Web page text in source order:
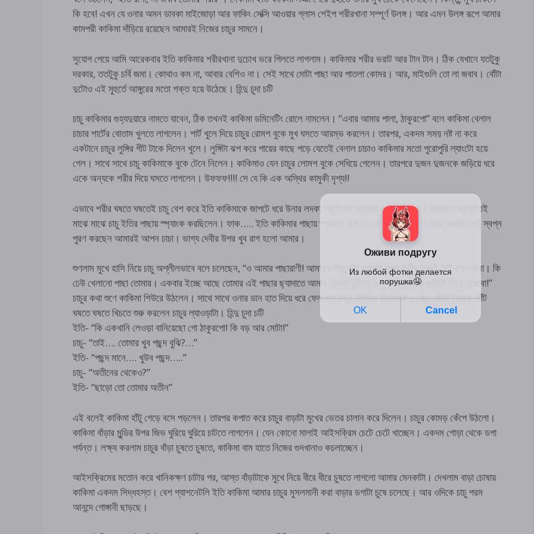
কি হবে! এখন যে ওনার অমন ডাবকা মাইজোড়া আর ফাকিং সেক্সি আওয়ার গ্লাস শেইপ শরীরখানা সম্পূর্ণ উলঙ্গ। আর এমন উলঙ্গ রূপে আমার
কামপরী কাকিমা দাঁড়িয়ে রয়েছেন আমারই নিজের চাচুর সামনে।
সুযোগ পেয়ে আমি আরেকবার ইতি কাকিমার শরীরখানা দুচোখ ভরে গিলতে লাগলাম। কাকিমার শরীর ভরাট আর টান টান। ঠিক যেখানে যতটুকু
দরকার, ততটুকু চর্বি জমা। কোথাও কম না, আবার বেশিও না। সেই সাথে মোটা পাছা আর পাতলা কোমর। আর, মাইগুলি তো লা জবাব। বোঁটা
দুটোও এই মুহুর্তে আঙ্গুরের মতো শক্ত হয়ে উঠেছে। হিন্দু চুদা চটি
চাচু কাকিমার গুহ্যদুয়ারে নামতে যাবেন, ঠিক তখনই কাকিমা ডমিনেটিং রোলে নামলেন। “এবার আমার পালা, ঠাকুরপো” বলে কাকিমা বেলাল
চাচার শার্টের বোতাম খুলতে লাগলেন। শার্ট খুলে দিয়ে চাচুর রোমশ বুকে মুখ ঘসতে আরম্ভ করলেন। তারপর, একদম সময় নষ্ট না করে
একটানে চাচুর লুঙ্গির গীট টাকে দিলেন খুলে। লুঙ্গিটা ঝপ করে পায়ের কাছে পড়ে যেতেই বেলাল চাচাও কাকিমার মতো পুরোপুরি ল্যাংটো হয়ে
গেল। সাথে সাথে চাচু কাকিমাকে বুকে টেনে নিলেন। কাকিমাও যেন চাচুর লোমশ বুকে সেধিয়ে গেলেন। তারপরে দুজন দুজনকে জড়িয়ে ধরে
একে অন্যকে শরীর দিয়ে ঘসতে লাগলেন। উফফফ!!!! সে যে কি এক অস্থির কামুকী দৃশ্য!!
এভাবে শরীর ঘষতে ঘষতেই চাচু বেশ করে ইতি কাকিমাকে জাপটে ধরে উনার লদকা পাছাটাকে আবারো কচলে দিলেন। কচলাতে কচলাতেই
মাঝে মাঝে চাচু ইতির পাছায় স্প্যাংক করছিলেন। ফাক….. ইতি কাকিমার পাছায় স্প্যাংক করা- এ যে আমার স্বপ্ন। আর আমার সেই স্বপ্ন
পুরণ করছেন আমারই আপন চাচা। ভাগ্য দেবীর উপর খুব রাগ হলো আমার।
শুণলাম মুখে হাসি নিয়ে চাচু অশ্লীলভাবে বলে চলেছেন, “ও আমার পাছারাণী! আমার পোঁদসুন্দরী! তোমার পাছা রাণীর তুলনা নেই গো সোনা। কি
ঢেউ খেলানো পাছা তোমার। একবার ইচ্ছে আছে তোমার এই পাছার ছ্যাদাতে আমার ধোনটা ঢুকিয়ে বেশ করে তোমার পোঁদটা মেরে দেখবো!”
চাচুর কথা শুণে কাকিমা শিউরে উঠলেন। সাথে সাথে ওনার ডান হাত দিয়ে ধরে ফেললেন চাচুর উত্থিত বাঁড়াটাকে। চাচুর ঠোঁটে নিজের ঠোঁট
ঘষতে ঘষতে খিচতে শুরু করলেন চাচুর ল্যাওড়াটা। হিন্দু চুদা চটি
ইতি- “কি একখানি লেওড়া বানিয়েছো গো ঠাকুরপো! কি বড় আর মোটা!”
চাচু- “তাই…. তোমার খুব পছন্দ বুঝি?…”
ইতি- “পছন্দ মানে…. খুউব পছন্দ…..”
চাচু- “অতীনের থেকেও?”
ইতি- “ছাড়ো তো তোমার অতীন”
এই বলেই কাকিমা হাঁটু গেড়ে বসে পড়লেন। তারপর কপাত করে চাচুর বাড়াটা মুখের ভেতর চালান করে দিলেন। চাচুর কোমড় কেঁপে উঠলো।
কাকিমা বাঁড়ার মুন্ডির উপর জিভ ঘুরিয়ে ঘুরিয়ে চাটতে লাগলেন। যেন কোনো মালাই আইসক্রিম চেটে চেটে খাচ্ছেন। একদম গোড়া থেকে ডগা
পর্যন্ত। লক্ষ্য করলাম চাচুর বাঁড়া চুষতে চুষতে, কাকিমা বাম হাতে নিজের গুদখানাও কচলাচ্ছেন।
আইসক্রিমের মতোন করে খানিকক্ষণ চাটার পর, আস্ত বাঁড়াটাকে মুখে নিয়ে ধীরে ধীরে চুষতে লাগলো আমার মেনকাটা। দেখলাম বাড়া চোষায়
কাকিমা একদম সিদ্ধহস্ত। বেশ প্যাশনেটলি ইতি কাকিমা আমার চাচুর মুসলমানী করা বাড়ার ডগাটা চুষে চলেছে। আর ওদিকে চাচু পরম
আনন্দে গোঙ্গানী ছাড়ছে।